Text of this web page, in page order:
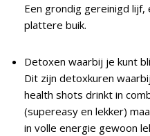
Een grondig gereinigd
plattere buik.
Detoxen waarbij je kunt
Dit zijn detoxkuren
health shots drinkt in
(supereasy en lekker)
in volle energie gewoon